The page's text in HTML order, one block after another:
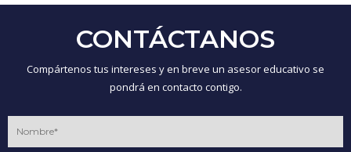
CONTÁCTANOS
Compártenos tus intereses y en breve un asesor educativo se
pondrá en contacto contigo.